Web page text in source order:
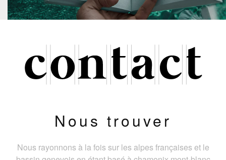
Nous trouver
Nous rayonnons à la fois sur les alpes françaises et le